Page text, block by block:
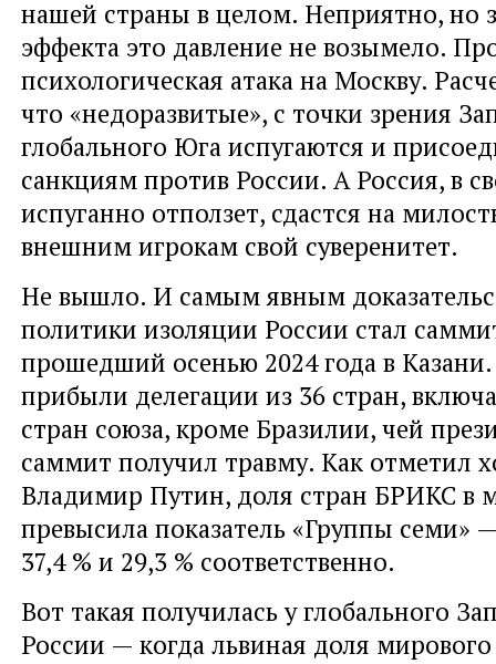
нашей страны в целом. Неприятно, но
эффекта это давление не возымело.
психологическая атака на Москву.
что «недоразвитые», с точки зрения
глобального Юга испугаются и
санкциям против России. А Россия, в
испуганно отползет, сдастся на
внешним игрокам свой суверенитет.
Не вышло. И самым явным
политики изоляции России стал
прошедший осенью 2024 года в
прибыли делегации из 36 стран,
стран союза, кроме Бразилии, чей
саммит получил травму. Как отметил
Владимир Путин, доля стран БРИКС в
превысила показатель «Группы семи»
37,4 % и 29,3 % соответственно.
Вот такая получилась у глобального
России — когда львиная доля